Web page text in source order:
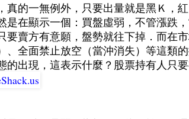
真的一無例外，只要出量就是黑Ｋ，
是在顯示一個：買盤虛弱，不管漲跌
要賣方有意願，盤勢就往下掉．而在
、全面禁止放空（當沖消失）等這類
的出現，這表示什麼？股票持有人只